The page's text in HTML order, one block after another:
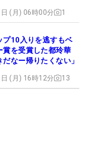
(月) 06時00分 1
プ10入りを逃すもベ
賞を受賞した都玲華
だなー帰りたくない」
(月) 16時12分 13